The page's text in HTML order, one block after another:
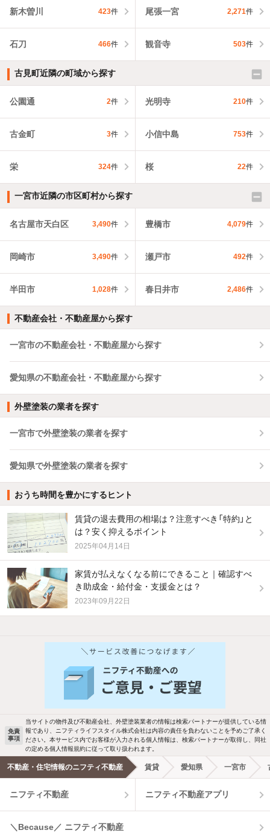
新木曽川 423件 尾張一宮 2,271件
石刀 466件 観音寺 503件
古見町近隣の町域から探す
公園通 2件 光明寺 210件
古金町 3件 小信中島 753件
栄 324件 桜 22件
一宮市近隣の市区町村から探す
名古屋市天白区 3,490件 豊橋市 4,079件
岡崎市 3,490件 瀬戸市 492件
半田市 1,028件 春日井市 2,486件
不動産会社・不動産屋から探す
一宮市の不動産会社・不動産屋から探す
愛知県の不動産会社・不動産屋から探す
外壁塗装の業者を探す
一宮市で外壁塗装の業者を探す
愛知県で外壁塗装の業者を探す
おうち時間を豊かにするヒント
賃貸の退去費用の相場は？注意すべき「特約」と
は？安く抑えるポイント
2025年04月14日
家賃が払えなくなる前にできること｜確認すべ
き助成金・給付金・支援金とは？
2023年09月22日
他の人はこんな条件で絞り込んでいます！
バス・トイレ別 2階以上
駐車場あり ペット相談
洗濯機置場あり 独立洗面台
エアコンあり 都市ガス
温水洗浄便座 オートロック
コンロ2口以上
免責
事項
当サイトの物件及び不動産会社、外壁塗装業者の情報は検索パートナーが提供している情
報であり、ニフティライフスタイル株式会社は内容の責任を負わないことを予めご了承く
ださい。本サービス内でお客様が入力される個人情報は、検索パートナーが取得し、同社
の定める個人情報規約に従って取り扱われます。
不動産・住宅情報のニフティ不動産 賃貸 愛知県 一宮市
ニフティ不動産 ニフティ不動産アプリ
＼Because／ ニフティ不動産